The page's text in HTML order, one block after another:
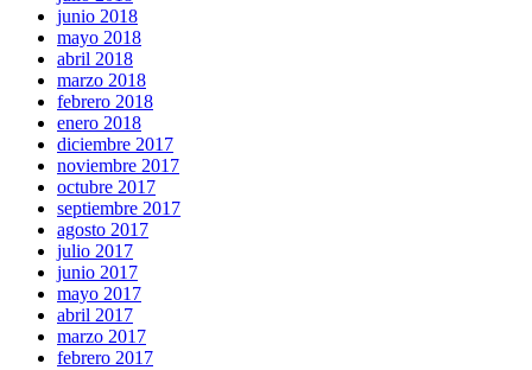
junio 2018
mayo 2018
abril 2018
marzo 2018
febrero 2018
enero 2018
diciembre 2017
noviembre 2017
octubre 2017
septiembre 2017
agosto 2017
julio 2017
junio 2017
mayo 2017
abril 2017
marzo 2017
febrero 2017